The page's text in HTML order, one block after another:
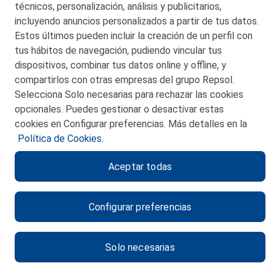
CONTACTO
MAPA WEB
POLITICA DE PRIVACIDAD
POLITICA DE COOKIES
CANAL DE ÉTICA
técnicos, personalización, análisis y publicitarios,
incluyendo anuncios personalizados a partir de tus datos.
Estos últimos pueden incluir la creación de un perfil con
tus hábitos de navegación, pudiendo vincular tus
dispositivos, combinar tus datos online y offline, y
compartirlos con otras empresas del grupo Repsol.
Selecciona Solo necesarias para rechazar las cookies
opcionales. Puedes gestionar o desactivar estas
cookies en Configurar preferencias. Más detalles en la
Política de Cookies.
Configurar preferencias
Solo necesarias
Aceptar todas